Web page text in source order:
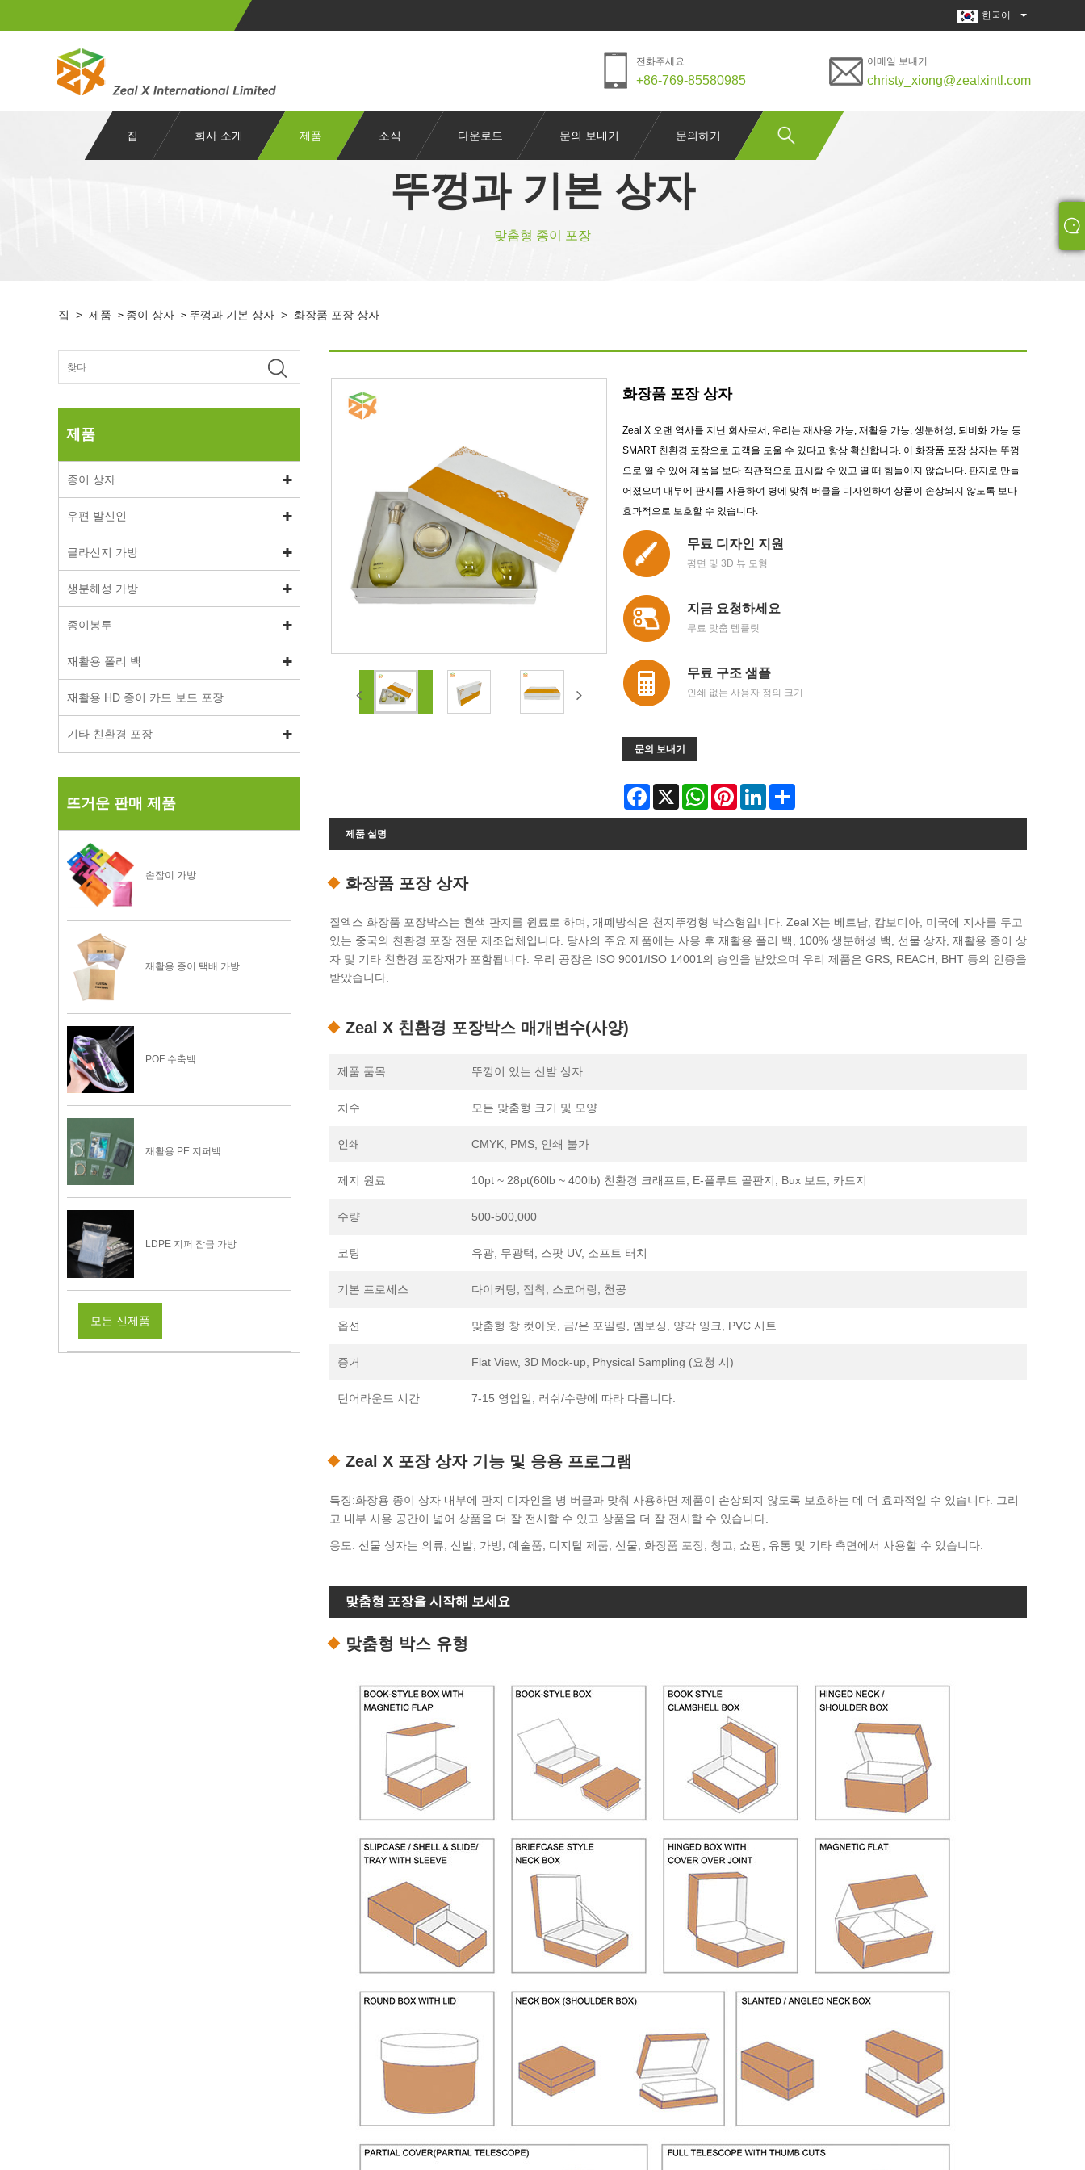
한국어
전화주세요
+86-769-85580985
이메일 보내기
christy_xiong@zealxintl.com
집 회사 소개 제품 소식 다운로드 문의 보내기 문의하기
뚜껑과 기본 상자
맞춤형 종이 포장
집 > 제품 > 종이 상자 > 뚜껑과 기본 상자 > 화장품 포장 상자
제품
종이 상자
우편 발신인
글라신지 가방
생분해성 가방
종이봉투
재활용 폴리 백
재활용 HD 종이 카드 보드 포장
기타 친환경 포장
뜨거운 판매 제품
손잡이 가방
재활용 종이 택배 가방
POF 수축백
재활용 PE 지퍼백
LDPE 지퍼 잠금 가방
모든 신제품
화장품 포장 상자
Zeal X 오랜 역사를 지닌 회사로서, 우리는 재사용 가능, 재활용 가능, 생분해성, 퇴비화 가능 등
SMART 친환경 포장으로 고객을 도울 수 있다고 항상 확신합니다. 이 화장품 포장 상자는 뚜껑
으로 열 수 있어 제품을 보다 직관적으로 표시할 수 있고 열 때 힘들이지 않습니다. 판지로 만들
어졌으며 내부에 판지를 사용하여 병에 맞춰 버클을 디자인하여 상품이 손상되지 않도록 보다
효과적으로 보호할 수 있습니다.
무료 디자인 지원
평면 및 3D 뷰 모형
지금 요청하세요
무료 맞춤 템플릿
무료 구조 샘플
인쇄 없는 사용자 정의 크기
문의 보내기
Facebook WhatsAppPinterestLinkedIn
제품 설명
화장품 포장 상자
질엑스 화장품 포장박스는 흰색 판지를 원료로 하며, 개폐방식은 천지뚜껑형 박스형입니다. Zeal X는 베트남, 캄보디아, 미국에 지사를 두고
있는 중국의 친환경 포장 전문 제조업체입니다. 당사의 주요 제품에는 사용 후 재활용 폴리 백, 100% 생분해성 백, 선물 상자, 재활용 종이 상
자 및 기타 친환경 포장재가 포함됩니다. 우리 공장은 ISO 9001/ISO 14001의 승인을 받았으며 우리 제품은 GRS, REACH, BHT 등의 인증을
받았습니다.
Zeal X 친환경 포장박스 매개변수(사양)
제품 품목 뚜껑이 있는 신발 상자
치수 모든 맞춤형 크기 및 모양
인쇄 CMYK, PMS, 인쇄 불가
제지 원료 10pt ~ 28pt(60lb ~ 400lb) 친환경 크래프트, E-플루트 골판지, Bux 보드, 카드지
수량 500-500,000
코팅 유광, 무광택, 스팟 UV, 소프트 터치
기본 프로세스 다이커팅, 접착, 스코어링, 천공
옵션 맞춤형 창 컷아웃, 금/은 포일링, 엠보싱, 양각 잉크, PVC 시트
증거 Flat View, 3D Mock-up, Physical Sampling (요청 시)
턴어라운드 시간 7-15 영업일, 러쉬/수량에 따라 다릅니다.
Zeal X 포장 상자 기능 및 응용 프로그램
특징:화장용 종이 상자 내부에 판지 디자인을 병 버클과 맞춰 사용하면 제품이 손상되지 않도록 보호하는 데 더 효과적일 수 있습니다. 그리
고 내부 사용 공간이 넓어 상품을 더 잘 전시할 수 있고 상품을 더 잘 전시할 수 있습니다.
용도: 선물 상자는 의류, 신발, 가방, 예술품, 디지털 제품, 선물, 화장품 포장, 창고, 쇼핑, 유통 및 기타 측면에서 사용할 수 있습니다.
맞춤형 포장을 시작해 보세요
맞춤형 박스 유형